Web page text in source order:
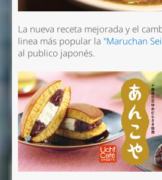
La nueva receta mejorada y el
linea más popular la "Maruchan
al publico japonés.